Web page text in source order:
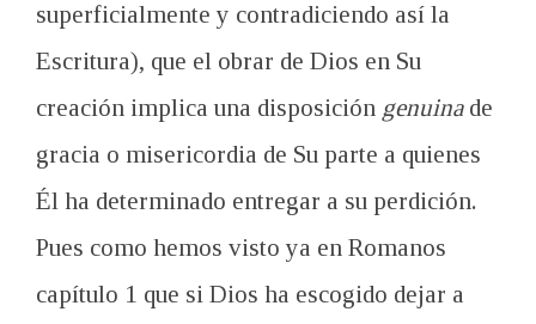
superficialmente y contradiciendo así la
Escritura), que el obrar de Dios en Su
creación implica una disposición genuinade
gracia o misericordia de Su parte a quienes
Él ha determinado entregar a su perdición.
Pues como hemos visto ya en Romanos
capítulo 1 que si Dios ha escogido dejar a